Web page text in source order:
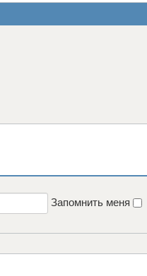
Запомнить меня